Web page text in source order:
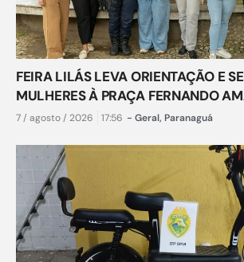
FEIRA LILÁS LEVA ORIENTAÇÃO E
MULHERES À PRAÇA FERNANDO
7 / agosto / 2026 17:56 - Geral, Paranaguá